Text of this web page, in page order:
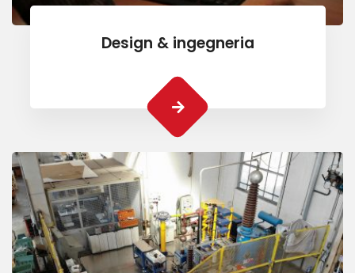
Design & ingegneria